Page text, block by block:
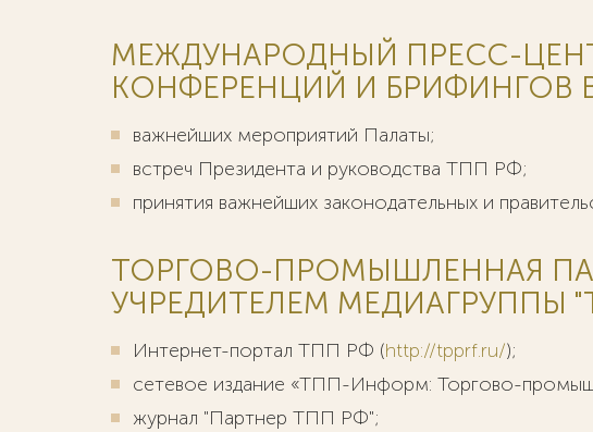
МЕЖДУНАРОДНЫЙ ПРЕСС-
КОНФЕРЕНЦИЙ И БРИФИНГОВ
важнейших мероприятий Палаты;
встреч Президента и руководства ТПП РФ;
принятия важнейших законодательных и
ТОРГОВО-ПРОМЫШЛЕННАЯ
УЧРЕДИТЕЛЕМ МЕДИАГРУППЫ
Интернет-портал ТПП РФ (http://tpprf.ru/);
сетевое издание «ТПП-Информ: Торгово-
журнал "Партнер ТПП РФ";